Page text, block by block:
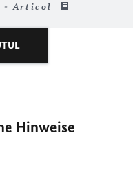
- Articol
Hinweise